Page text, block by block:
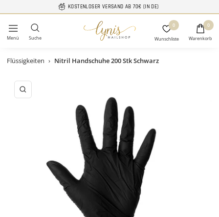
zum
Inhalt
KOSTENLOSER VERSAND AB 70€ (IN DE)
Navigation
Lynis-
Nailshop
0 0
Flüssigkeiten › Nitril Handschuhe 200 Stk Schwarz
Zoom